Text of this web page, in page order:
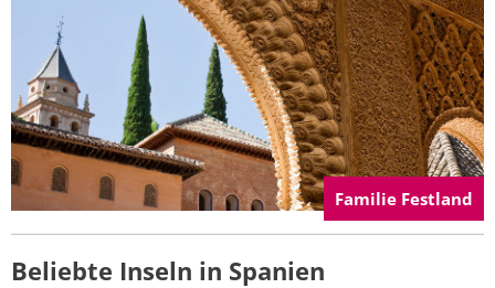
Familie Festland
Beliebte Inseln in Spanien